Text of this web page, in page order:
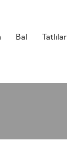
Bal Tatlılar